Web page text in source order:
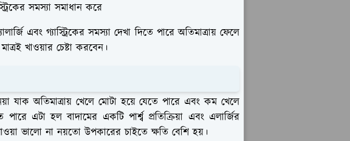
সমস্যা সমাধান করে
এবং গ্যাস্ট্রিকের সমস্যা দেখা দিতে পারে অতিমাত্রায় ফেলে
খাওয়ার চেষ্টা করবেন।
যাক অতিমাত্রায় খেলে মোটা হয়ে যেতে পারে এবং কম খেলে
এটা হল বাদামের একটি পার্শ্ব প্রতিক্রিয়া এবং এলার্জির
ভালো না নয়তো উপকারের চাইতে ক্ষতি বেশি হয়।